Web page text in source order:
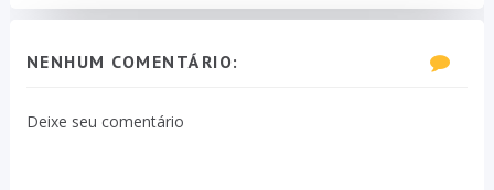
NENHUM COMENTÁRIO:
Deixe seu comentário